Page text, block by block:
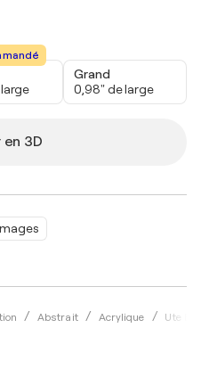
Abstrait Acrylique Ute
Grand
0,98" de large
en 3D